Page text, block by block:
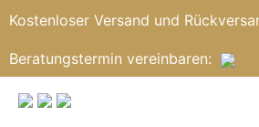
Kostenloser Versand und
Beratungstermin vereinbaren: